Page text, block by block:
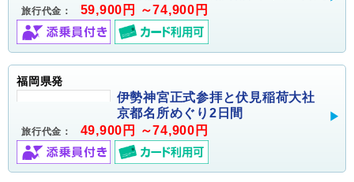
旅行代金： 59,900円 ～74,900円
福岡県発
伊勢神宮正式参拝と伏見稲荷大社
京都名所めぐり2日間
旅行代金： 49,900円 ～74,900円